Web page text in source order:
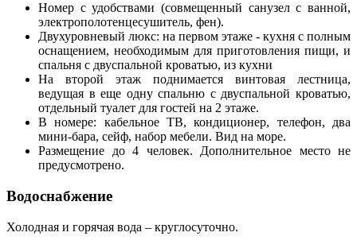
Номер с удобствами (совмещенный санузел с ванной,
электрополотенцесушитель, фен).
Двухуровневый люкс: на первом этаже - кухня с полным
оснащением, необходимым для приготовления пищи, и
спальня с двуспальной кроватью, из кухни
На второй этаж поднимается винтовая лестница,
ведущая в еще одну спальню с двуспальной кроватью,
отдельный туалет для гостей на 2 этаже.
В номере: кабельное ТВ, кондиционер, телефон, два
мини-бара, сейф, набор мебели. Вид на море.
Размещение до 4 человек. Дополнительное место не
предусмотрено.
Водоснабжение
Холодная и горячая вода – круглосуточно.